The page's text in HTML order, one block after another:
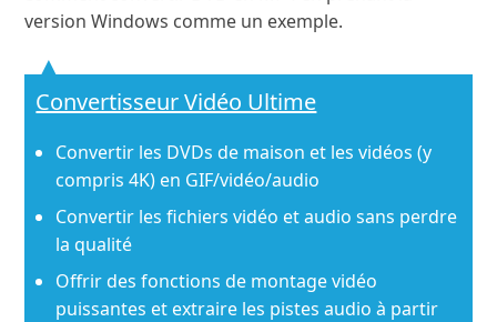
version Windows comme un exemple.
Convertisseur Vidéo Ultime
Convertir les DVDs de maison et les vidéos (y
compris 4K) en GIF/vidéo/audio
Convertir les fichiers vidéo et audio sans perdre
la qualité
Offrir des fonctions de montage vidéo
puissantes et extraire les pistes audio à partir